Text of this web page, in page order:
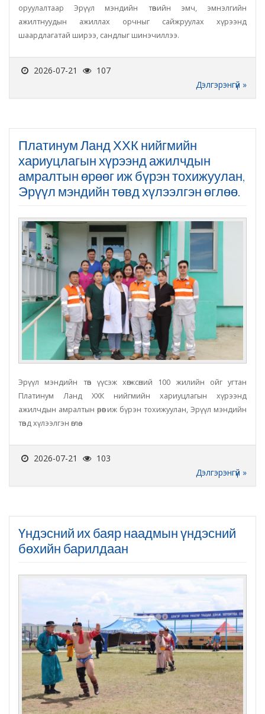
оруулалтаар Эрүүл мэндийн төвийн эмч, эмнэлгийн
ажилтнуудын ажиллах орчныг сайжруулах хүрээнд
шаардлагатай ширээ, сандлыг шинэчиллээ.
2026-07-21
107
Дэлгэрэнгүй »
Платинум Ланд ХХК нийгмийн
хариуцлагын хүрээнд ажилчдын
амралтын өрөөг иж бүрэн тохижуулан,
Эрүүл мэндийн төвд хүлээлгэн өглөө.
Эрүүл мэндийн төв үүсэж хөгжсөний 100 жилийн ойг угтан
Платинум Ланд ХХК нийгмийн хариуцлагын хүрээнд
ажилчдын амралтын өрөөг иж бүрэн тохижуулан, Эрүүл мэндийн
төвд хүлээлгэн өглөө.
2026-07-21
103
Дэлгэрэнгүй »
Үндэсний их баяр наадмын үндэсний
бөхийн барилдаан